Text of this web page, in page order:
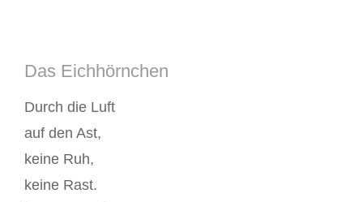
Das Eichhörnchen
Durch die Luft
auf den Ast,
keine Ruh,
keine Rast.